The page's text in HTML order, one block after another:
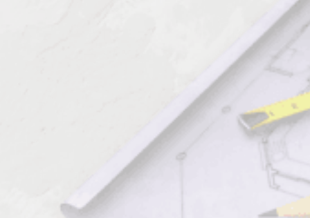
Многопрофильность обучения обеспечивает возможность
специалистов, рабочих, топ менеджеров оперативно, по
доступной цене, повышать компетентность субъектов,
Профессиональное обучение проходит дистанционно.
Каждый учащийся получает доступ к онлайн аккаунту, где
всегда доступны результаты подготовки.
Все выдаваемые документы соответствуют установленным
государственным образцам РФ.
Они котируются на территории государства, используются для